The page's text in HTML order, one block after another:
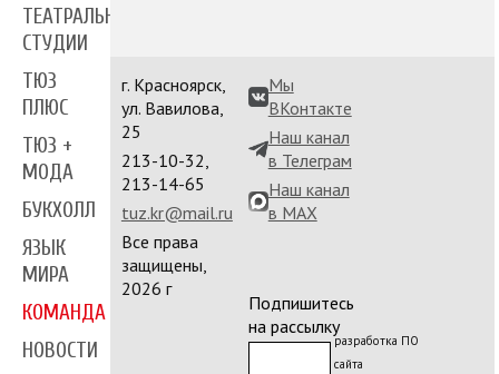
ТЕАТРАЛЬНЫЕ
СТУДИИ
ТЮЗ
ПЛЮС
ТЮЗ +
МОДА
БУКХОЛЛ
ЯЗЫК
МИРА
КОМАНДА
НОВОСТИ
г. Красноярск,
ул. Вавилова,
25
213-10-32,
213-14-65
tuz.kr@mail.ru
Все права
защищены,
2026 г
Мы
ВКонтакте
Наш канал
в Телеграм
Наш канал
в MAX
Подпишитесь
на рассылку
разработка ПО
сайта